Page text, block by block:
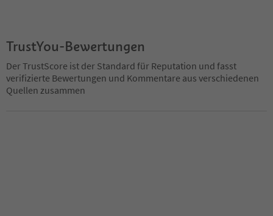
TrustYou-Bewertungen
Der TrustScore ist der Standard für Reputation und fasst
verifizierte Bewertungen und Kommentare aus verschiedenen
Quellen zusammen